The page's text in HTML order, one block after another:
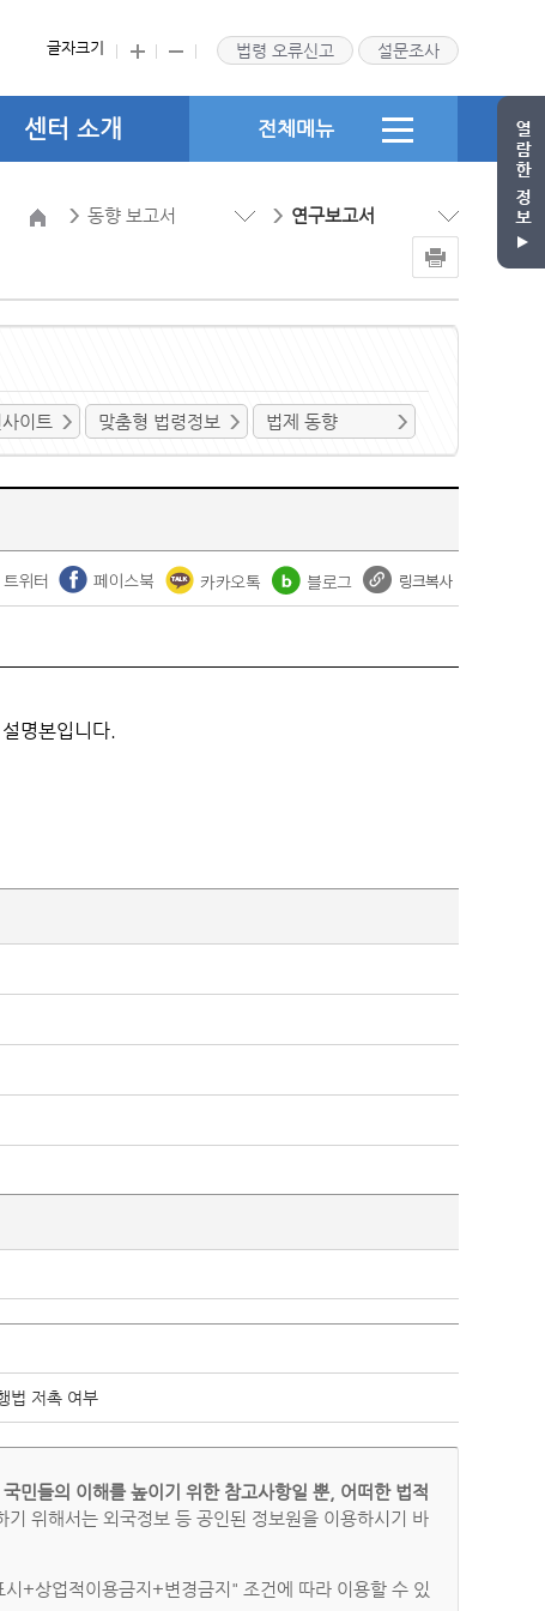
글자크기 법령 오류신고 설문조사
센터 소개 전체메뉴
동향 보고서 연구보고서
이트 맞춤형 법령정보 법제 동향
명본입니다.
법 저촉 여부
국민들의 이해를 높이기 위한 참고사항일 뿐, 어떠한 법적
위해서는 외국정보 등 공인된 정보원을 이용하시기 바
+상업적이용금지+변경금지" 조건에 따라 이용할 수 있